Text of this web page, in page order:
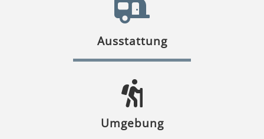
Ausstattung
Umgebung